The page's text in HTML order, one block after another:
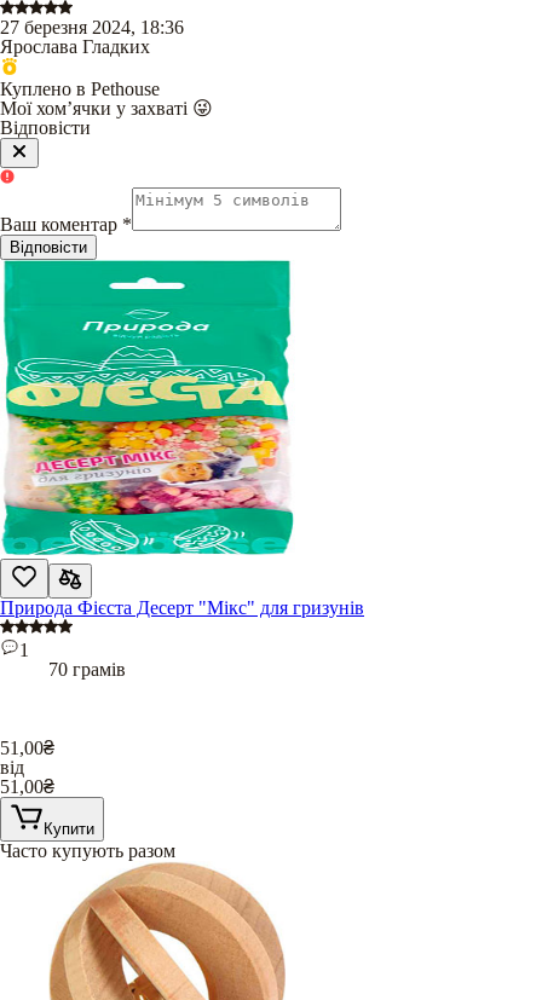
27 березня 2024, 18:36
Ярослава Гладких
Куплено в Pethouse
Мої хомʼячки у захваті 😜
Відповісти
Ваш коментар *
Відповісти
Природа Фієста Десерт "Мікс" для гризунів
1
70 грамів
51,00₴
від
51,00₴
Купити
Часто купують разом